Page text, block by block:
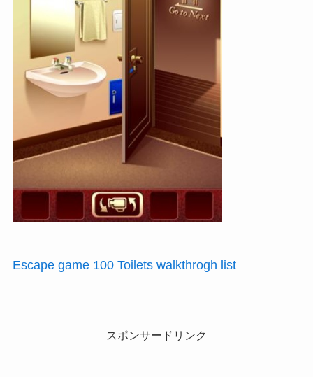
Escape game 100 Toilets walkthrogh list
スポンサードリンク